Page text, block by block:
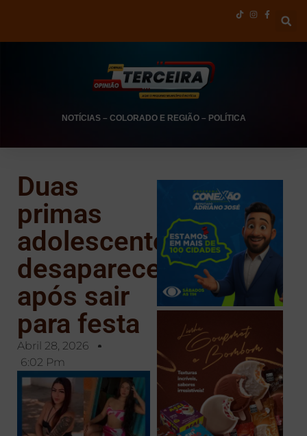
NOTÍCIAS– COLORADO E REGIÃO– POLÍTICA
Duas
primas
adolescentes
desaparecem
após sair
para festa
Abril 28, 2026
6:02 Pm